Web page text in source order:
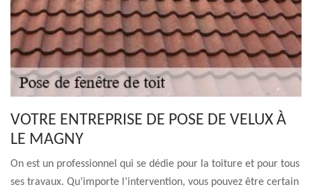
VOTRE ENTREPRISE DE POSE DE VELUX À
LE MAGNY
On est un professionnel qui se dédie pour la toiture et pour tous
ses travaux. Qu’importe l’intervention, vous pouvez être certain